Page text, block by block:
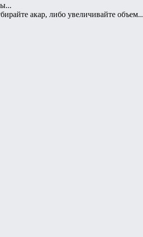
акар, либо увеличивайте объем...